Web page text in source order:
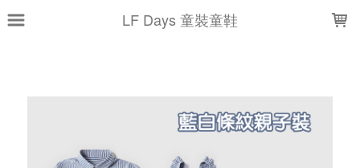
LF Days 童裝童鞋